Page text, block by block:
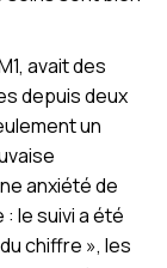
avait des
depuis deux
un
anxiété de
le suivi a été
chiffre », les